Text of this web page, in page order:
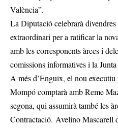
València”.
La Diputació celebrarà
extraordinari per a ratificar la
amb les corresponents àrees i
comissions informatives i la
A més d’Enguix, el nou
Mompó comptarà amb Reme
segona, qui assumirà també les
Contractació. Avelino